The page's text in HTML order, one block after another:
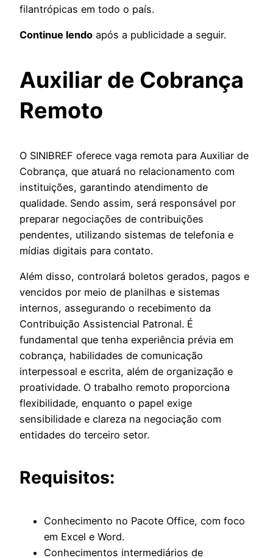
filantrópicas em todo o país.
Continue lendo após a publicidade a seguir.
Auxiliar de Cobrança
Remoto
O SINIBREF oferece vaga remota para Auxiliar de
Cobrança, que atuará no relacionamento com
instituições, garantindo atendimento de
qualidade. Sendo assim, será responsável por
preparar negociações de contribuições
pendentes, utilizando sistemas de telefonia e
mídias digitais para contato.
Além disso, controlará boletos gerados, pagos e
vencidos por meio de planilhas e sistemas
internos, assegurando o recebimento da
Contribuição Assistencial Patronal. É
fundamental que tenha experiência prévia em
cobrança, habilidades de comunicação
interpessoal e escrita, além de organização e
proatividade. O trabalho remoto proporciona
flexibilidade, enquanto o papel exige
sensibilidade e clareza na negociação com
entidades do terceiro setor.
Requisitos:
Conhecimento no Pacote Office, com foco
em Excel e Word.
Conhecimentos intermediários de